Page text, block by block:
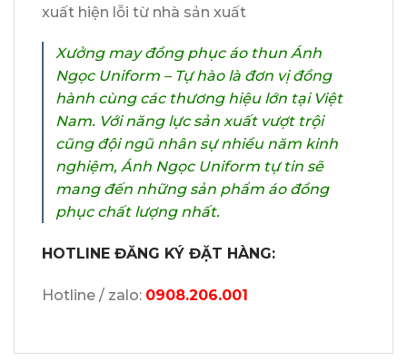
xuất hiện lỗi từ nhà sản xuất
Xưởng may đồng phục áo thun Ánh
Ngọc Uniform – Tự hào là đơn vị đồng
hành cùng các thương hiệu lớn tại Việt
Nam. Với năng lực sản xuất vượt trội
cũng đội ngũ nhân sự nhiều năm kinh
nghiệm, Ánh Ngọc Uniform tự tin sẽ
mang đến những sản phẩm áo đồng
phục chất lượng nhất.
HOTLINE ĐĂNG KÝ ĐẶT HÀNG:
Hotline / zalo: 0908.206.001